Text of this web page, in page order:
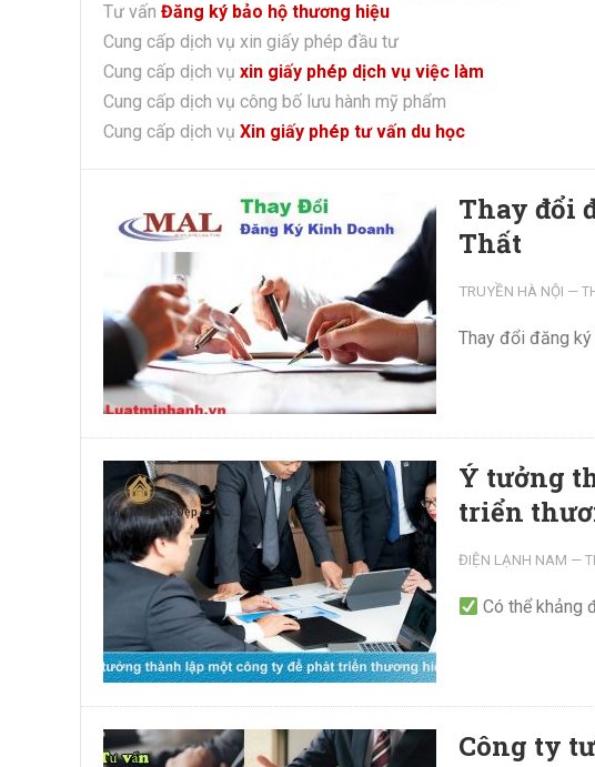
Tư vấn Đăng ký bảo hộ thương hiệu
Cung cấp dịch vụ xin giấy phép đầu tư
Cung cấp dịch vụ xin giấy phép dịch vụ việc làm
Cung cấp dịch vụ công bố lưu hành mỹ phẩm
Cung cấp dịch vụ Xin giấy phép tư vấn du học
Thay đổi
Thất
TRUYỀN HÀ NỘI —
Thay đổi đăng ký
Ý tưởng
triển
ĐIỆN LẠNH NAM —
Có thể khảng
Công ty